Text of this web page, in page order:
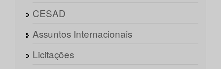
CESAD
Assuntos Internacionais
Licitações